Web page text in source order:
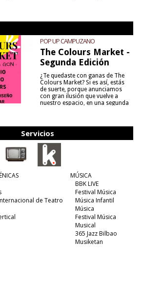
POP UP CAMPUZANO
The Colours Market -
Segunda Edición
¿Te quedaste con ganas de The
Colours Market? Si es así, estás
de suerte, porque anunciamos
con gran ilusión que vuelve a
nuestro espacio, en una segunda
Servicios
de Teatro
MÚSICA
BBK LIVE
Festival Música
Música Infantil
Música
Festival Música
Musical
365 Jazz Bilbao
Musiketan